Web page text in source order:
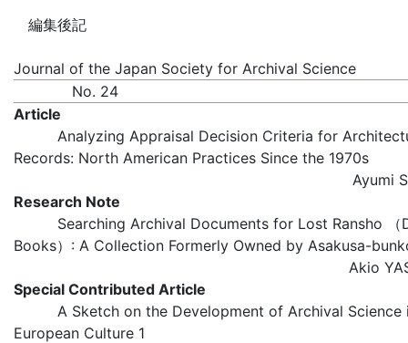
編集後記
Journal of the Japan Society for Archival Science
No. 24
Article
Analyzing Appraisal Decision Criteria for
Records: North American Practices Since the 1970s
Research Note
Searching Archival Documents for Lost Ransho （
Books）: A Collection Formerly Owned by Asakusa-
Akio
Special Contributed Article
A Sketch on the Development of Archival Science
European Culture 1